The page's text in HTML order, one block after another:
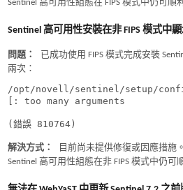
Sentinel 高可用性組態在 FIPS 模式中仍可順
Sentinel 高可用性安裝在非 FIPS 模式中
問題：
已成功使用 FIPS 模式完成安裝
兩次：
/opt/novell/sentinel/setup/
[: too many arguments
(錯誤 810764)
解決方式：
目前尚未提供修復或因應措施
Sentinel 高可用性組態在非 FIPS 模式中仍可